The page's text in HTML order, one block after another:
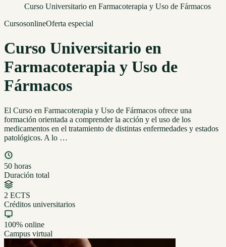
Curso Universitario en Farmacoterapia y Uso de Fármacos
CursosonlineOferta especial
Curso Universitario en
Farmacoterapia y Uso de
Fármacos
El Curso en Farmacoterapia y Uso de Fármacos ofrece una
formación orientada a comprender la acción y el uso de los
medicamentos en el tratamiento de distintas enfermedades y estados
patológicos. A lo …
50 horas
Duración total
2 ECTS
Créditos universitarios
100% online
Campus virtual